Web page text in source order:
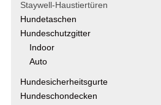
Staywell-Haustiertüren
Hundetaschen
Hundeschutzgitter
Indoor
Auto
Hundesicherheitsgurte
Hundeschondecken